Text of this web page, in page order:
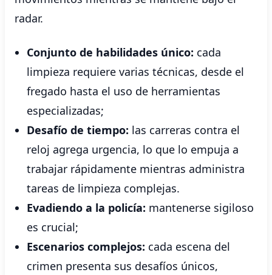
radar.
Conjunto de habilidades único: cada
limpieza requiere varias técnicas, desde el
fregado hasta el uso de herramientas
especializadas;
Desafío de tiempo: las carreras contra el
reloj agrega urgencia, lo que lo empuja a
trabajar rápidamente mientras administra
tareas de limpieza complejas.
Evadiendo a la policía: mantenerse sigiloso
es crucial;
Escenarios complejos: cada escena del
crimen presenta sus desafíos únicos,